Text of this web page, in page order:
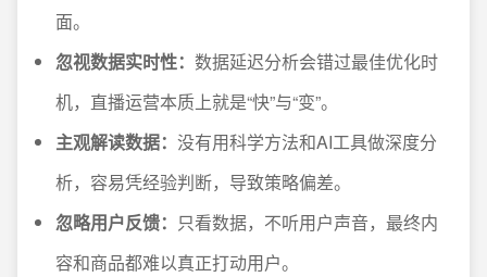
面。
忽视数据实时性： 数据延迟分析会错过最佳优化时
机，直播运营本质上就是“快”与“变”。
主观解读数据： 没有用科学方法和AI工具做深度分
析，容易凭经验判断，导致策略偏差。
忽略用户反馈： 只看数据，不听用户声音，最终内
容和商品都难以真正打动用户。